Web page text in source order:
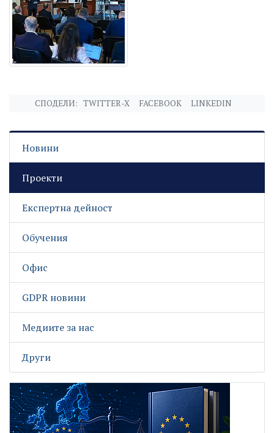
СПОДЕЛИ: TWITTER-X FACEBOOK LINKEDIN
Новини
Проекти
Експертна дейност
Обучения
Офис
GDPR новини
Медиите за нас
Други